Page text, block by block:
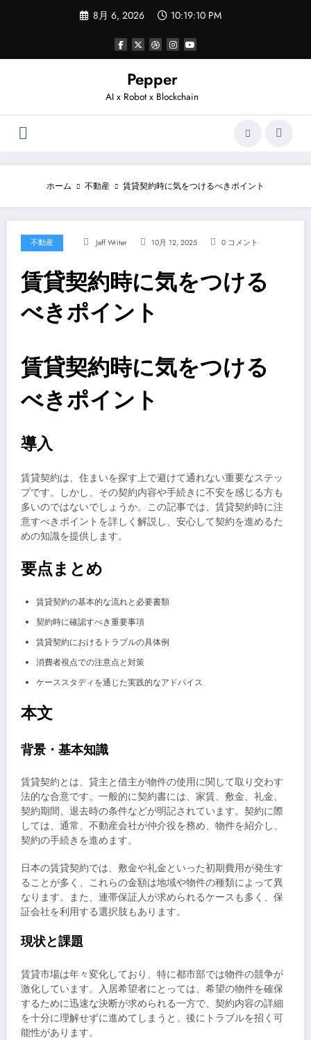
ツ
8月 6, 2026 10:19:10 PM
Pepper
AI x Robot x Blockchain
ホーム 不動産 賃貸契約時に気をつけるべきポイント
不動産 Jeff Writer 10月 12, 2025 0 コメント
賃貸契約時に気をつける
べきポイント
賃貸契約時に気をつける
べきポイント
導入
賃貸契約は、住まいを探す上で避けて通れない重要なステッ
プです。しかし、その契約内容や手続きに不安を感じる方も
多いのではないでしょうか。この記事では、賃貸契約時に注
意すべきポイントを詳しく解説し、安心して契約を進めるた
めの知識を提供します。
要点まとめ
賃貸契約の基本的な流れと必要書類
契約時に確認すべき重要事項
賃貸契約におけるトラブルの具体例
消費者視点での注意点と対策
ケーススタディを通じた実践的なアドバイス
本文
背景・基本知識
賃貸契約とは、貸主と借主が物件の使用に関して取り交わす
法的な合意です。一般的に契約書には、家賃、敷金、礼金、
契約期間、退去時の条件などが明記されています。契約に際
しては、通常、不動産会社が仲介役を務め、物件を紹介し、
契約の手続きを進めます。
日本の賃貸契約では、敷金や礼金といった初期費用が発生す
ることが多く、これらの金額は地域や物件の種類によって異
なります。また、連帯保証人が求められるケースも多く、保
証会社を利用する選択肢もあります。
現状と課題
賃貸市場は年々変化しており、特に都市部では物件の競争が
激化しています。入居希望者にとっては、希望の物件を確保
するために迅速な決断が求められる一方で、契約内容の詳細
を十分に理解せずに進めてしまうと、後にトラブルを招く可
能性があります。